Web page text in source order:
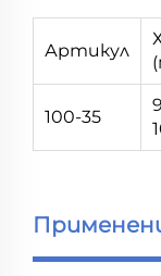
Артикул
100-35